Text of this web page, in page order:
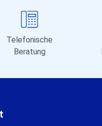
Telefonische
Beratung